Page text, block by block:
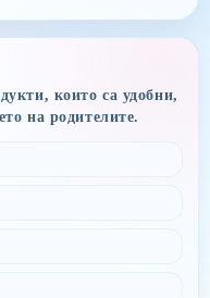
които са удобни,
на родителите.